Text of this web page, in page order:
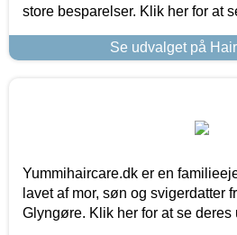
store besparelser. Klik her for at
Se udvalget på
Yummihaircare.dk er en
lavet af mor, søn og svigerdatter
Glyngøre. Klik her for at se deres